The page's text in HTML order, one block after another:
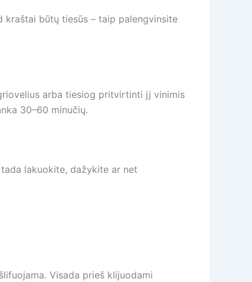
būtų tiesūs – taip palengvinsite
arba tiesiog pritvirtinti jį vinimis
30–60 minučių.
lakuokite, dažykite ar net
Visada prieš klijuodami